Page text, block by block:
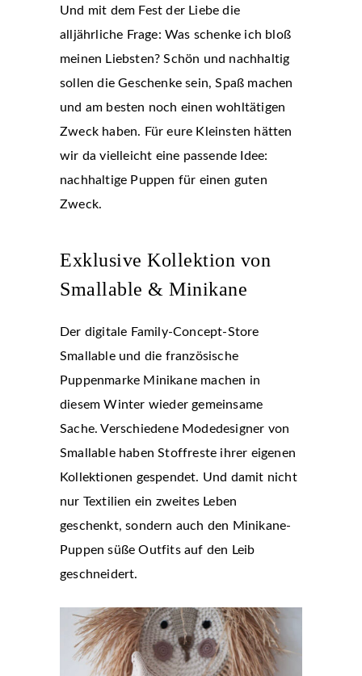
Und mit dem Fest der Liebe die
alljährliche Frage: Was schenke ich bloß
meinen Liebsten? Schön und nachhaltig
sollen die Geschenke sein, Spaß machen
und am besten noch einen wohltätigen
Zweck haben. Für eure Kleinsten hätten
wir da vielleicht eine passende Idee:
nachhaltige Puppen für einen guten
Zweck.
Exklusive Kollektion von
Smallable & Minikane
Der digitale Family-Concept-Store
Smallable und die französische
Puppenmarke Minikane machen in
diesem Winter wieder gemeinsame
Sache. Verschiedene Modedesigner von
Smallable haben Stoffreste ihrer eigenen
Kollektionen gespendet. Und damit nicht
nur Textilien ein zweites Leben
geschenkt, sondern auch den Minikane-
Puppen süße Outfits auf den Leib
geschneidert.